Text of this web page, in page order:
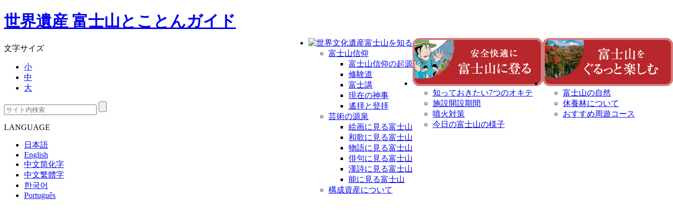
世界遺産 富士山とことんガイド
文字サイズ
小
中
大
LANGUAGE
日本語
English
中文简化字
中文繁體字
한국어
Português
富士山信仰
富士山信仰の起源
修験道
富士講
現在の神事
遙拝と登拝
芸術の源泉
絵画に見る富士山
和歌に見る富士山
物語に見る富士山
俳句に見る富士山
漢詩に見る富士山
能に見る富士山
構成資産について
知っておきたい7つのオキテ
施設開設期間
噴火対策
今日の富士山の様子
富士山の自然
休養林について
おすすめ周遊コース